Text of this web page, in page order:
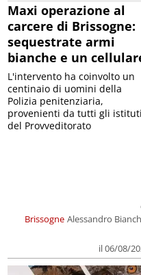
Maxi operazione al
carcere di Brissogne:
sequestrate armi
bianche e un
Brissogne Alessandro
il 06/08/
L'intervento ha coinvolto un
centinaio di uomini della
Polizia penitenziaria,
provenienti da tutti gli istituti
del Provveditorato